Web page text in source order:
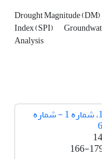
Drought Magnitude (DM)
Index (SPI)
Analysis
دوره 18، شماره 1 - شماره
166-